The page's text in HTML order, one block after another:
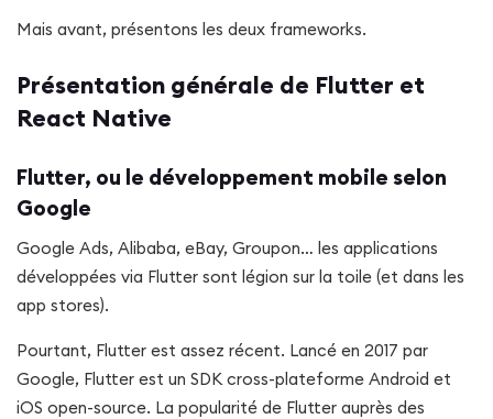
Mais avant, présentons les deux frameworks.
Présentation générale de Flutter et
React Native
Flutter, ou le développement mobile selon
Google
Google Ads, Alibaba, eBay, Groupon… les applications
développées via Flutter sont légion sur la toile (et dans les
app stores).
Pourtant, Flutter est assez récent. Lancé en 2017 par
Google, Flutter est un SDK cross-plateforme Android et
iOS open-source. La popularité de Flutter auprès des